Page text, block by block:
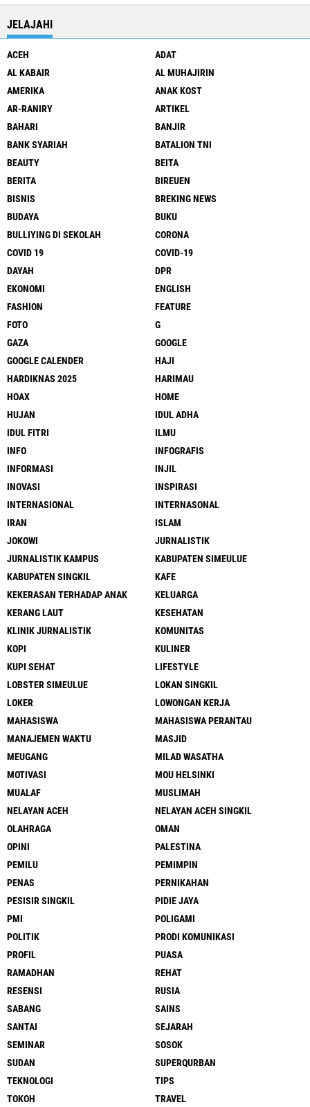
JELAJAHI
ACEH
ADAT
AL KABAIR
AL MUHAJIRIN
AMERIKA
ANAK KOST
AR-RANIRY
ARTIKEL
BAHARI
BANJIR
BANK SYARIAH
BATALION TNI
BEAUTY
BEITA
BERITA
BIREUEN
BISNIS
BREKING NEWS
BUDAYA
BUKU
BULLIYING DI SEKOLAH
CORONA
COVID 19
COVID-19
DAYAH
DPR
EKONOMI
ENGLISH
FASHION
FEATURE
FOTO
G
GAZA
GOOGLE
GOOGLE CALENDER
HAJI
HARDIKNAS 2025
HARIMAU
HOAX
HOME
HUJAN
IDUL ADHA
IDUL FITRI
ILMU
INFO
INFOGRAFIS
INFORMASI
INJIL
INOVASI
INSPIRASI
INTERNASIONAL
INTERNASONAL
IRAN
ISLAM
JOKOWI
JURNALISTIK
JURNALISTIK KAMPUS
KABUPATEN SIMEULUE
KABUPATEN SINGKIL
KAFE
KEKERASAN TERHADAP ANAK
KELUARGA
KERANG LAUT
KESEHATAN
KLINIK JURNALISTIK
KOMUNITAS
KOPI
KULINER
KUPI SEHAT
LIFESTYLE
LOBSTER SIMEULUE
LOKAN SINGKIL
LOKER
LOWONGAN KERJA
MAHASISWA
MAHASISWA PERANTAU
MANAJEMEN WAKTU
MASJID
MEUGANG
MILAD WASATHA
MOTIVASI
MOU HELSINKI
MUALAF
MUSLIMAH
NELAYAN ACEH
NELAYAN ACEH SINGKIL
OLAHRAGA
OMAN
OPINI
PALESTINA
PEMILU
PEMIMPIN
PENAS
PERNIKAHAN
PESISIR SINGKIL
PIDIE JAYA
PMI
POLIGAMI
POLITIK
PRODI KOMUNIKASI
PROFIL
PUASA
RAMADHAN
REHAT
RESENSI
RUSIA
SABANG
SAINS
SANTAI
SEJARAH
SEMINAR
SOSOK
SUDAN
SUPERQURBAN
TEKNOLOGI
TIPS
TOKOH
TRAVEL